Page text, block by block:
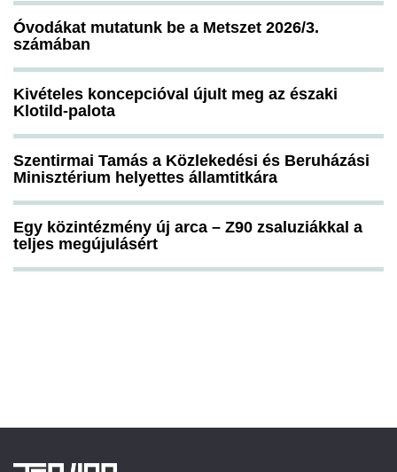
Óvodákat mutatunk be a Metszet 2026/3.
számában
Kivételes koncepcióval újult meg az északi
Klotild-palota
Szentirmai Tamás a Közlekedési és Beruházási
Minisztérium helyettes államtitkára
Egy közintézmény új arca – Z90 zsaluziákkal a
teljes megújulásért